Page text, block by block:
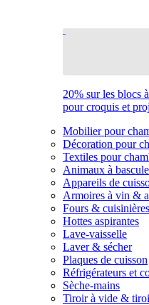
20% sur les blocs
pour croquis et
Mobilier pour
Décoration pour
Textiles pour
Animaux à
Appareils de
Armoires à vin &
Fours & cuisinières
Hottes aspirantes
Lave-vaisselle
Laver & sécher
Plaques de cuisson
Réfrigérateurs et
Sèche-mains
Tiroir à vide &